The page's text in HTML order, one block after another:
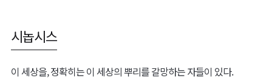
시놉시스
이 세상을, 정확히는 이 세상의 뿌리를 갈망하는 자들이 있다.